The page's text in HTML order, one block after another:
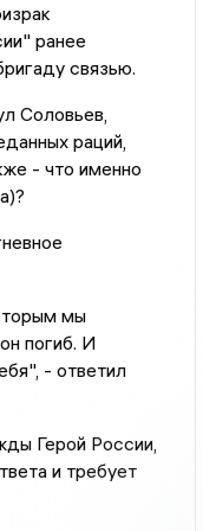
ранее
связью.
Соловьев,
раций,
- что именно
мы
погиб. И
- ответил
Герой России,
и требует